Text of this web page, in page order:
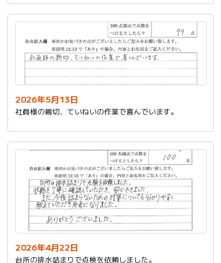
で知りました。
社員さんには感謝しかありません。
2026年5月13日
社員様の親切、ていねいの作業で喜んでいます。
2026年4月22日
台所の排水詰まりで点検を依頼しました。